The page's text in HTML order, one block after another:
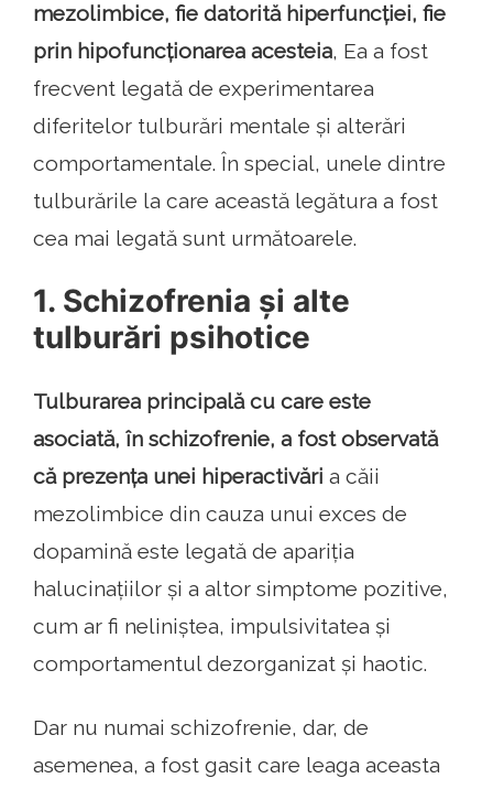
mezolimbice, fie datorită hiperfuncției, fie
prin hipofuncționarea acesteia, Ea a fost
frecvent legată de experimentarea
diferitelor tulburări mentale și alterări
comportamentale. În special, unele dintre
tulburările la care această legătura a fost
cea mai legată sunt următoarele.
1. Schizofrenia și alte
tulburări psihotice
Tulburarea principală cu care este
asociată, în schizofrenie, a fost observată
că prezența unei hiperactivări a căii
mezolimbice din cauza unui exces de
dopamină este legată de apariția
halucinațiilor și a altor simptome pozitive,
cum ar fi neliniștea, impulsivitatea și
comportamentul dezorganizat și haotic.
Dar nu numai schizofrenie, dar, de
asemenea, a fost gasit care leaga aceasta